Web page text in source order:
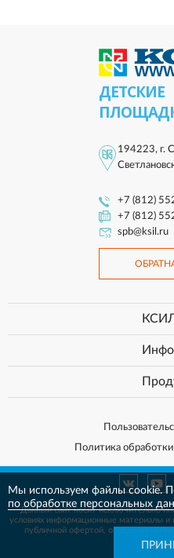
ДЕТСКИЕ
194223, г.
+7 (812)
+7 (812)
spb@ksil.ru
КСИЛ
Политика
Данный сайт носит исключительно
условиях информационные материалы
публичной офертой, определяемой
Мы используем файлы cookie.
по обработке персональных